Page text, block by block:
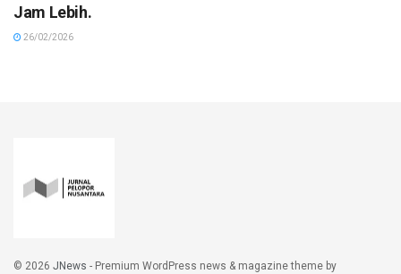
Jam Lebih.
26/02/2026
© 2026 JNews - Premium WordPress news & magazine theme by